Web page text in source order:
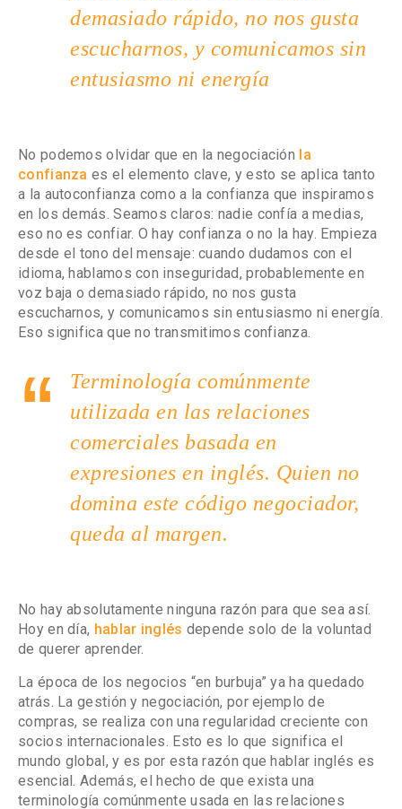
demasiado rápido, no nos gusta
escucharnos, y comunicamos sin
entusiasmo ni energía
No podemos olvidar que en la negociación la
confianza es el elemento clave, y esto se aplica tanto
a la autoconfianza como a la confianza que inspiramos
en los demás. Seamos claros: nadie confía a medias,
eso no es confiar. O hay confianza o no la hay. Empieza
desde el tono del mensaje: cuando dudamos con el
idioma, hablamos con inseguridad, probablemente en
voz baja o demasiado rápido, no nos gusta
escucharnos, y comunicamos sin entusiasmo ni energía.
Eso significa que no transmitimos confianza.
Terminología comúnmente
utilizada en las relaciones
comerciales basada en
expresiones en inglés. Quien no
domina este código negociador,
queda al margen.
No hay absolutamente ninguna razón para que sea así.
Hoy en día, hablar inglés depende solo de la voluntad
de querer aprender.
La época de los negocios “en burbuja” ya ha quedado
atrás. La gestión y negociación, por ejemplo de
compras, se realiza con una regularidad creciente con
socios internacionales. Esto es lo que significa el
mundo global, y es por esta razón que hablar inglés es
esencial. Además, el hecho de que exista una
terminología comúnmente usada en las relaciones